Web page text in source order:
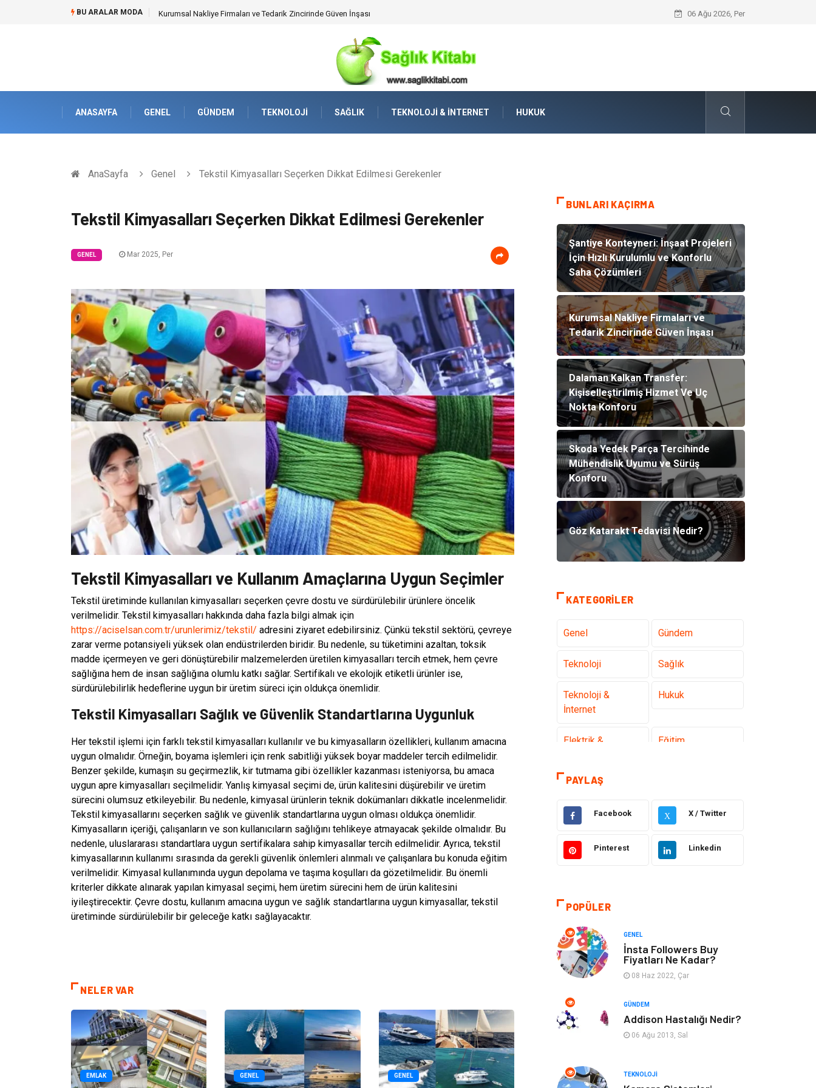
BU ARALAR MODA Kurumsal Nakliye Firmaları ve Tedarik Zincirinde Güven İnşası Dalaman Kalkan Transfer:
06 Ağu 2026, Per
ANASAYFA GENEL GÜNDEM TEKNOLOJI SAĞLIK TEKNOLOJI & İNTERNET HUKUK
AnaSayfa Genel Tekstil Kimyasalları Seçerken Dikkat Edilmesi Gerekenler
Tekstil Kimyasalları Seçerken Dikkat Edilmesi Gerekenler
GENEL Mar 2025, Per
Tekstil Kimyasalları ve Kullanım Amaçlarına Uygun Seçimler
Tekstil üretiminde kullanılan kimyasalları seçerken çevre dostu ve sürdürülebilir ürünlere öncelik
verilmelidir. Tekstil kimyasalları hakkında daha fazla bilgi almak için
https://aciselsan.com.tr/urunlerimiz/tekstil/ adresini ziyaret edebilirsiniz. Çünkü tekstil sektörü, çevreye
zarar verme potansiyeli yüksek olan endüstrilerden biridir. Bu nedenle, su tüketimini azaltan, toksik
madde içermeyen ve geri dönüştürebilir malzemelerden üretilen kimyasalları tercih etmek, hem çevre
sağlığına hem de insan sağlığına olumlu katkı sağlar. Sertifikalı ve ekolojik etiketli ürünler ise,
sürdürülebilirlik hedeflerine uygun bir üretim süreci için oldukça önemlidir.
Tekstil Kimyasalları Sağlık ve Güvenlik Standartlarına Uygunluk
Her tekstil işlemi için farklı tekstil kimyasalları kullanılır ve bu kimyasalların özellikleri, kullanım amacına
uygun olmalıdır. Örneğin, boyama işlemleri için renk sabitliği yüksek boyar maddeler tercih edilmelidir.
Benzer şekilde, kumaşın su geçirmezlik, kir tutmama gibi özellikler kazanması isteniyorsa, bu amaca
uygun apre kimyasalları seçilmelidir. Yanlış kimyasal seçimi de, ürün kalitesini düşürebilir ve üretim
sürecini olumsuz etkileyebilir. Bu nedenle, kimyasal ürünlerin teknik dokümanları dikkatle incelenmelidir.
Tekstil kimyasallarını seçerken sağlık ve güvenlik standartlarına uygun olması oldukça önemlidir.
Kimyasalların içeriği, çalışanların ve son kullanıcıların sağlığını tehlikeye atmayacak şekilde olmalıdır. Bu
nedenle, uluslararası standartlara uygun sertifikalara sahip kimyasallar tercih edilmelidir. Ayrıca, tekstil
kimyasallarının kullanımı sırasında da gerekli güvenlik önlemleri alınmalı ve çalışanlara bu konuda eğitim
verilmelidir. Kimyasal kullanımında uygun depolama ve taşıma koşulları da gözetilmelidir. Bu önemli
kriterler dikkate alınarak yapılan kimyasal seçimi, hem üretim sürecini hem de ürün kalitesini
iyileştirecektir. Çevre dostu, kullanım amacına uygun ve sağlık standartlarına uygun kimyasallar, tekstil
üretiminde sürdürülebilir bir geleceğe katkı sağlayacaktır.
NELER VAR
EMLAK GENEL GENEL
BUNLARI KAÇIRMA
Şantiye Konteyneri: İnşaat Projeleri
İçin Hızlı Kurulumlu ve Konforlu
Saha Çözümleri
Kurumsal Nakliye Firmaları ve
Tedarik Zincirinde Güven İnşası
Dalaman Kalkan Transfer:
Kişiselleştirilmiş Hizmet Ve Uç
Nokta Konforu
Skoda Yedek Parça Tercihinde
Mühendislik Uyumu ve Sürüş
Konforu
Göz Katarakt Tedavisi Nedir?
KATEGORILER
Genel Gündem
Teknoloji Sağlık
Teknoloji &
İnternet
Hukuk
Elektrik &
Eğitim
Gıda
Otomotiv Tanıtıcı Reklam
Cilt ve Deri
Hastalıkları
Emlak
Ağız ve Diş
Organizasyon Hastalıklar
PAYLAŞ
Facebook X X / Twitter
Pinterest Linkedin
POPÜLER
GENEL
İnsta Followers Buy
Fiyatları Ne Kadar?
08 Haz 2022, Çar
GÜNDEM
Addison Hastalığı Nedir?
06 Ağu 2013, Sal
TEKNOLOJI